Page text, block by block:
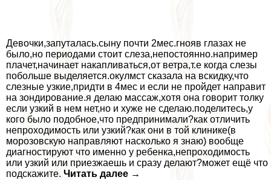
Девочки,запуталась.сыну почти 2мес.гнояв глазах не
было,но периодами стоит слеза,непостоянно.например
плачет,начинает накапливаться,от ветра,т.е когда слезы
побольше выделяется.окулмст сказала на вскидку,что
слезные узкие,придти в 4мес и если не пройдет направит
на зондирование.я делаю массаж,хотя она говорит толку
если узкий в нем нет,но и хуже не сделаю.поделитесь,у
кого было подобное,что предпринимали?как отличить
непроходимость или узкий?как они в той клинике(в
морозовскую направляют насколько я знаю) вообще
диагностируют что именно у ребенка,непроходимость
или узкий или приезжаешь и сразу делают?может ещё что
подскажите. Читать далее →